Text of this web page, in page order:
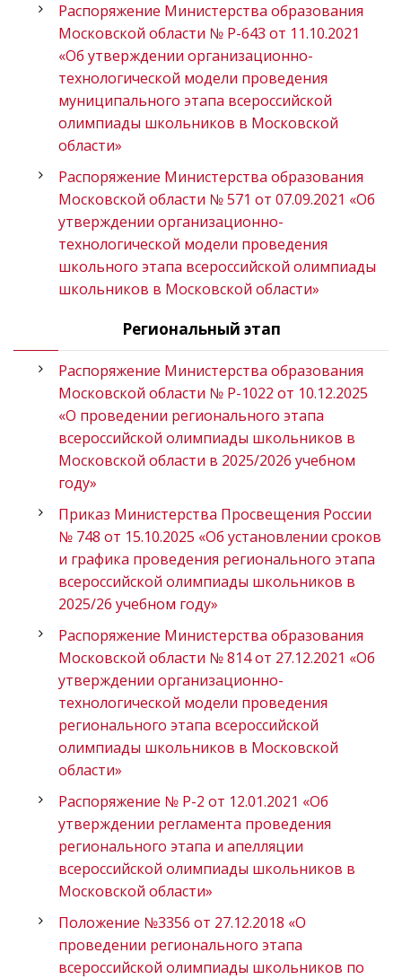
Распоряжение Министерства образования
Московской области № Р-643 от 11.10.2021
«Об утверждении организационно-
технологической модели проведения
муниципального этапа всероссийской
олимпиады школьников в Московской
области»
Распоряжение Министерства образования
Московской области № 571 от 07.09.2021 «Об
утверждении организационно-
технологической модели проведения
школьного этапа всероссийской олимпиады
школьников в Московской области»
Региональный этап
Распоряжение Министерства образования
Московской области № Р-1022 от 10.12.2025
«О проведении регионального этапа
всероссийской олимпиады школьников в
Московской области в 2025/2026 учебном
году»
Приказ Министерства Просвещения России
№ 748 от 15.10.2025 «Об установлении сроков
и графика проведения регионального этапа
всероссийской олимпиады школьников в
2025/26 учебном году»
Распоряжение Министерства образования
Московской области № 814 от 27.12.2021 «Об
утверждении организационно-
технологической модели проведения
регионального этапа всероссийской
олимпиады школьников в Московской
области»
Распоряжение № Р-2 от 12.01.2021 «Об
утверждении регламента проведения
регионального этапа и апелляции
всероссийской олимпиады школьников в
Московской области»
Положение №3356 от 27.12.2018 «О
проведении регионального этапа
всероссийской олимпиады школьников по